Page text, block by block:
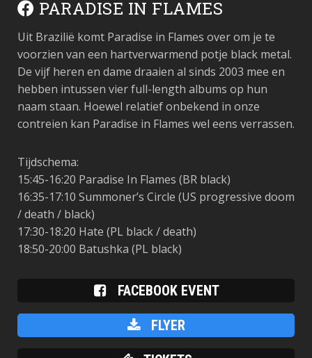
PARADISE IN FLAMES
Uit Brazilië komt Paradise in Flames over om je te
voorzien van een hartverwarmend potje black metal.
De vijf heren en dame draaien al sinds 2003 mee en
hebben intussen vier full-length albums op hun
naam staan. Hoewel relatief onbekend in onze
contreien kan Paradise in Flames wel eens verrassen.
Tijdschema:
15:45-16:20 Paradise In Flames (BR black)
16:35-17:10 Summoner’s Circle (US progressive doom
/ death / black)
17:30-18:20 Hate (PL black / death)
18:50-20:00 Batushka (PL black)
FACEBOOK EVENT
FLYER